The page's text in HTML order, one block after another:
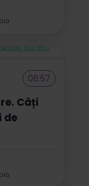
06:57
Câți
de